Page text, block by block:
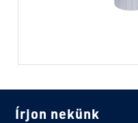
Írjon nekünk